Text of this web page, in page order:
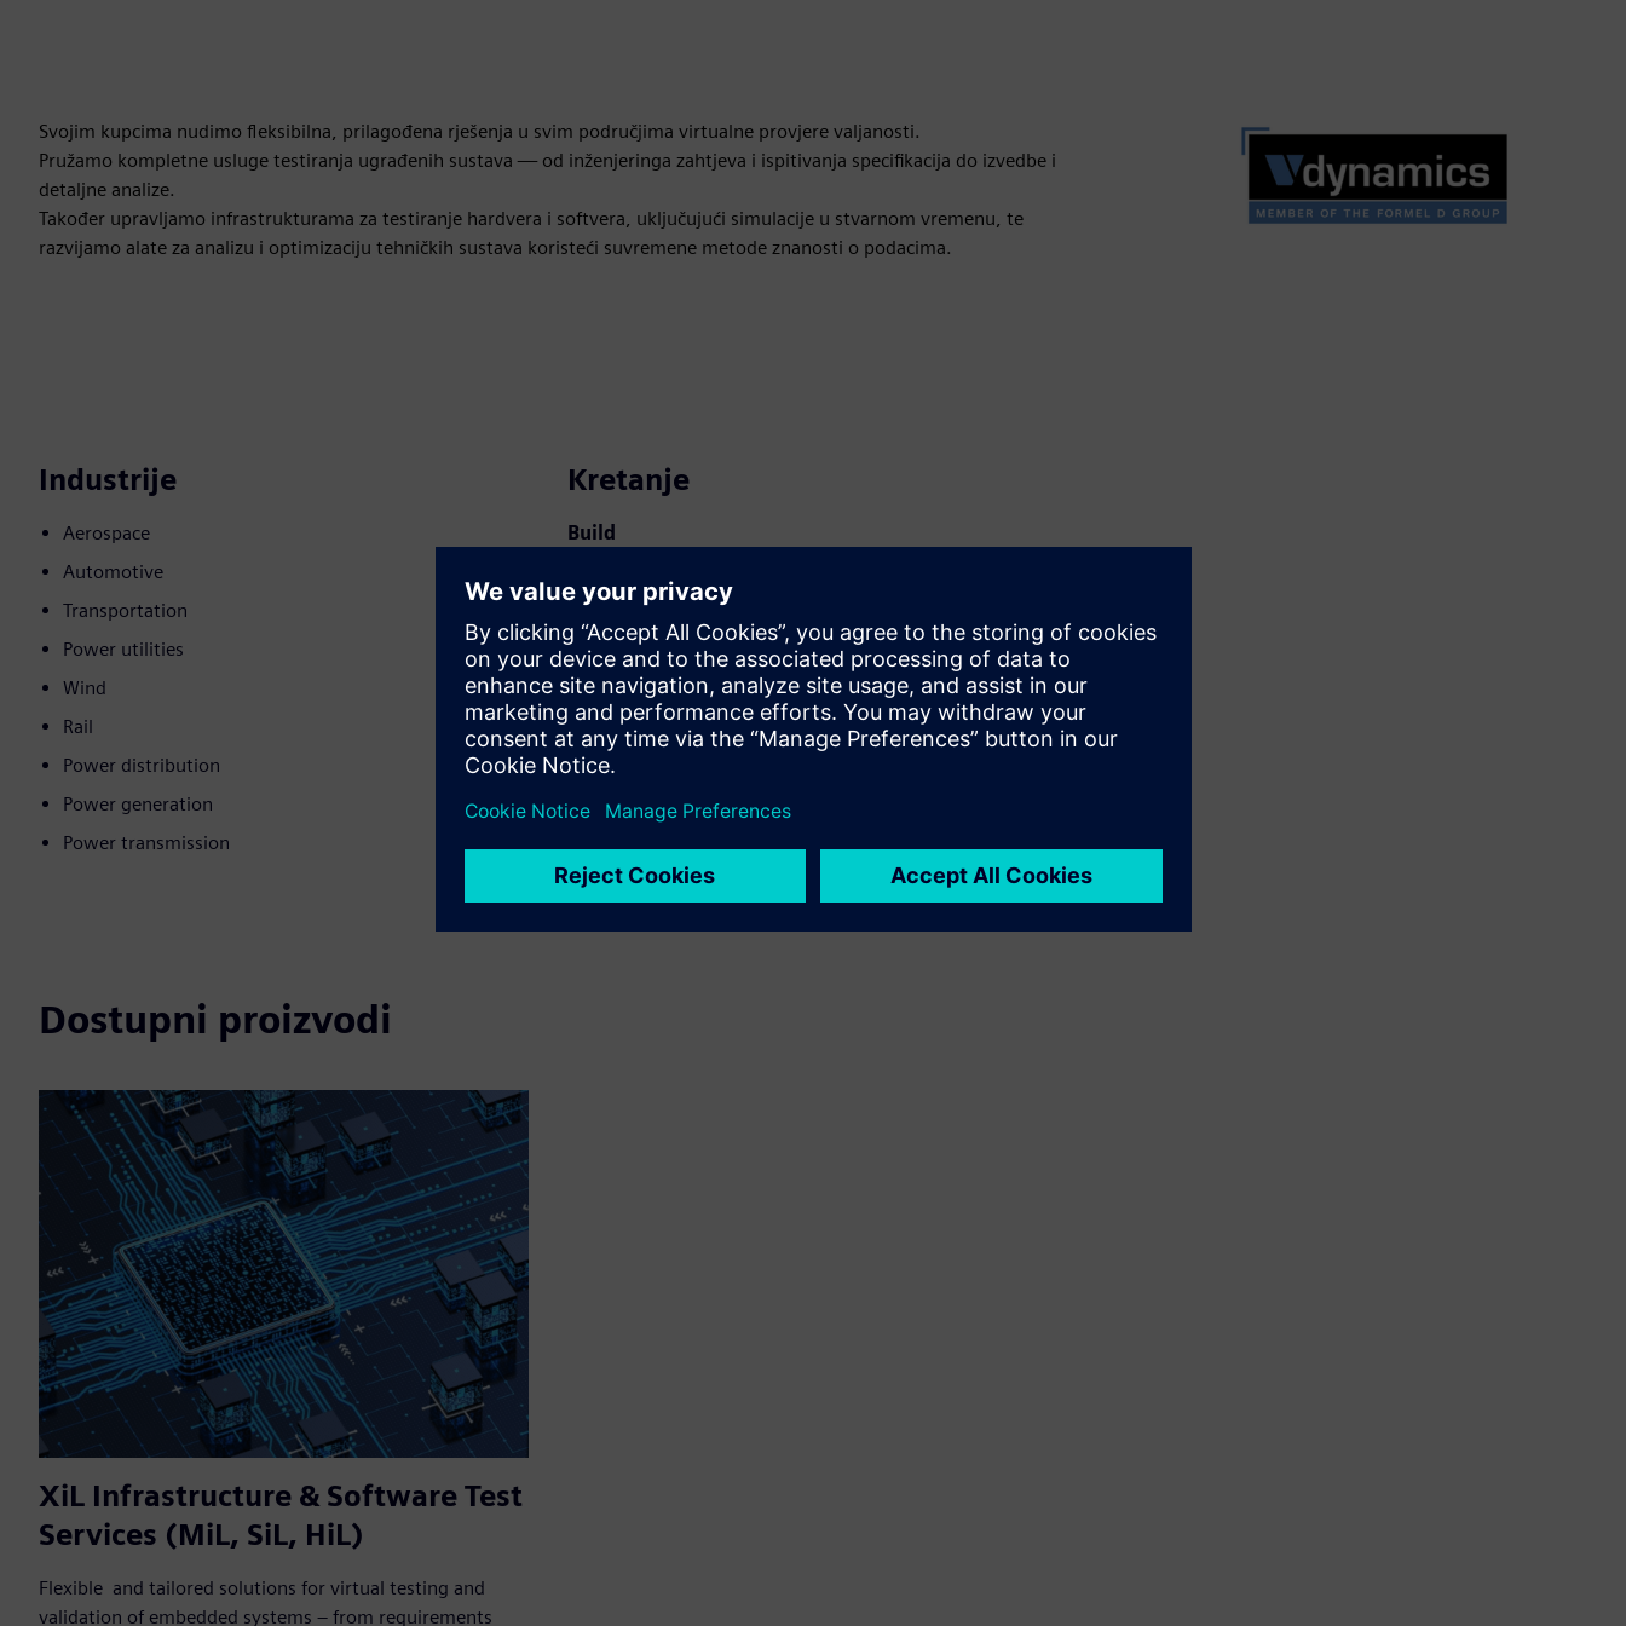
Svojim kupcima nudimo fleksibilna, prilagođena rješenja u svim područjima virtualne provjere valjanosti.
Pružamo kompletne usluge testiranja ugrađenih sustava — od inženjeringa zahtjeva i ispitivanja specifikacija do izvedbe i
detaljne analize.
Također upravljamo infrastrukturama za testiranje hardvera i softvera, uključujući simulacije u stvarnom vremenu, te
razvijamo alate za analizu i optimizaciju tehničkih sustava koristeći suvremene metode znanosti o podacima.
Industrije
Aerospace
Automotive
Transportation
Power utilities
Wind
Rail
Power distribution
Power generation
Power transmission
Kretanje
Build
proizvod/rješenje stvaranjem novog proizvoda ili stvara
novo korisničko rješenje integracijom Siemens Xcelerator
proizvoda i vlastitog proizvoda
Dostupni proizvodi
XiL Infrastructure & Software Test
Services (MiL, SiL, HiL)
Flexible and tailored solutions for virtual testing and
validation of embedded systems – from requirements